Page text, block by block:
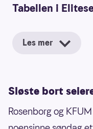
Tabellen i
Les mer
Sløste bort
Rosenborg og